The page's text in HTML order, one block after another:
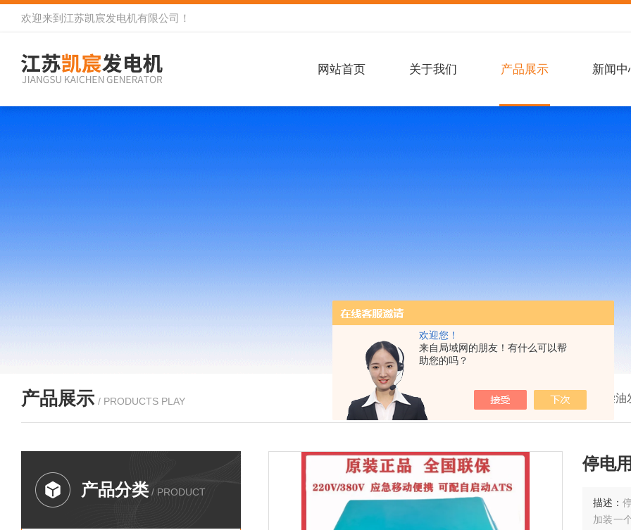
欢迎您！
来自局域网的朋友！有什么可以帮
助您的吗？
欢迎来到 江苏凯宸发电机有限公司 ！
网站首页 关于我们 产品展示 新闻中
产品展示 / PRODUCTS PLAY 首页> 产品展示> 小型柴
产品分类 / PRODUCT
停电
描述：
加装一